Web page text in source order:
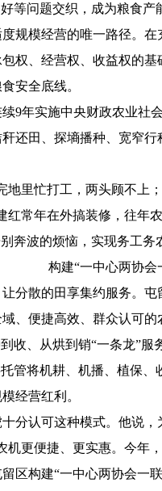
等问题交织，成为粮食产
规模经营的唯一路径。
权、经营权、收益权的
安全底线。
9年实施中央财政农业社
还田、探墒播种、宽窄
地里忙打工，两头顾不上
红常年在外搞装修，往年
奔波的烦恼，实现务工务
构建“一中心两协
分散的田享集约服务。
、便捷高效、群众认可
收、从烘到销“一条龙”
管将机耕、机播、植保
经营红利。
分认可这种模式。他说
机更便捷、更实惠。今年
区构建“一中心两协会一